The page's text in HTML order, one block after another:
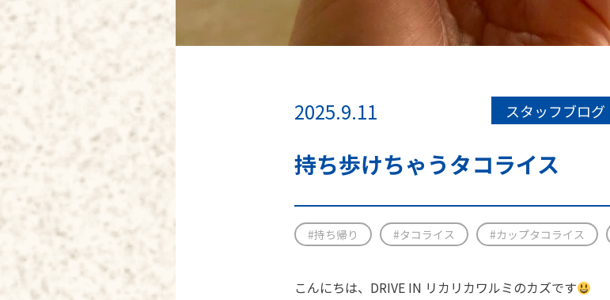
2025.9.11 スタッフブログ
持ち歩けちゃうタコライス
#持ち帰り #タコライス #カップタコライス
こんにちは、DRIVE IN リカリカワルミのカズです